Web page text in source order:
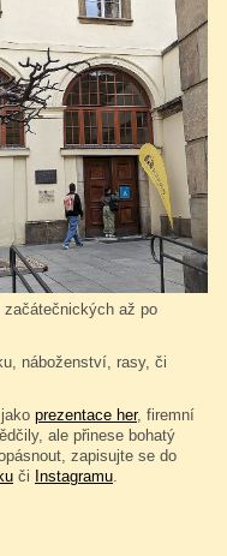
začátečnických až po
náboženství, rasy, či
prezentace her, firemní
ale přinese bohatý
zapisujte se do
či Instagramu.